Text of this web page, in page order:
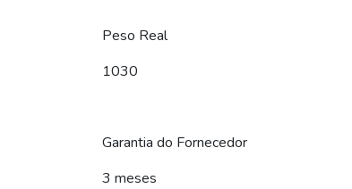
Peso Real
1030
Garantia do Fornecedor
3 meses